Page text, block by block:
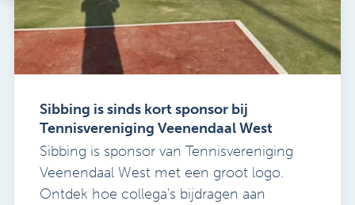
Sibbing is sinds kort sponsor bij
Tennisvereniging Veenendaal West
Sibbing is sponsor van Tennisvereniging
Veenendaal West met een groot logo.
Ontdek hoe collega's bijdragen aan